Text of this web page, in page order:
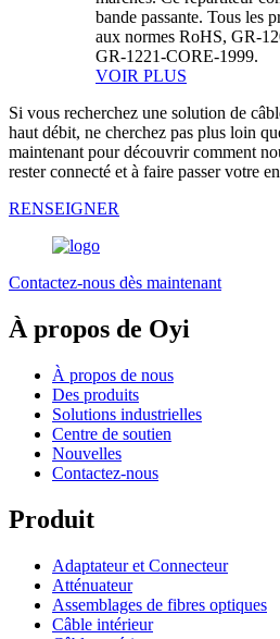
bande passante. Tous les
aux normes RoHS, GR-
GR-1221-CORE-1999.
VOIR PLUS
Si vous recherchez une solution de
haut débit, ne cherchez pas plus loin
maintenant pour découvrir comment
rester connecté et à faire passer votre
RENSEIGNER
Contactez-nous dès maintenant
À propos de Oyi
À propos de nous
Des produits
Solutions industrielles
Centre de soutien
Nouvelles
Contactez-nous
Produit
Adaptateur et Connecteur
Atténuateur
Assemblages de fibres optiques
Câble intérieur